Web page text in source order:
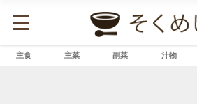
主食 主菜 副菜 汁物